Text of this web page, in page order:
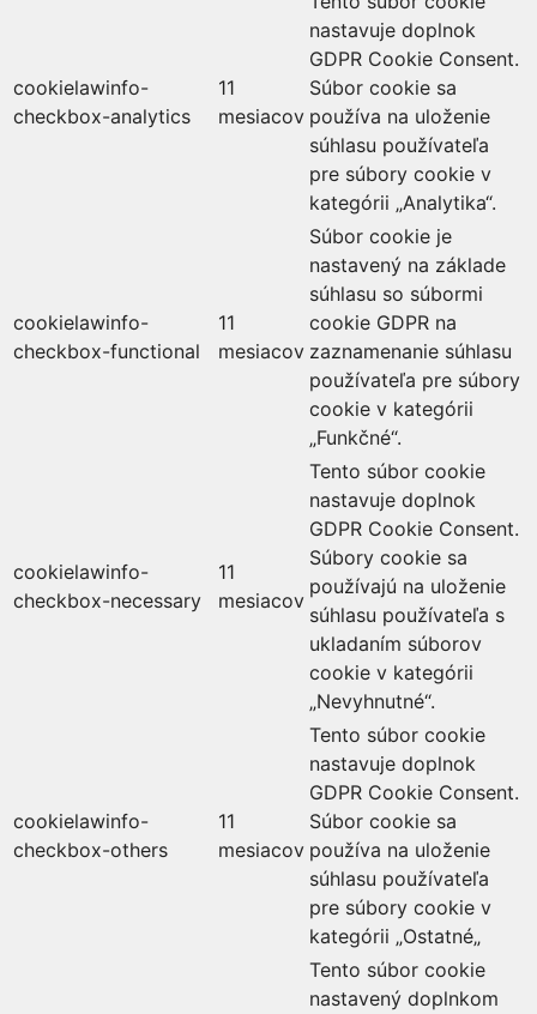
cookielawinfo-
checkbox-analytics
11
mesiacov
nastavuje doplnok
GDPR Cookie Consent.
Súbor cookie sa
používa na uloženie
súhlasu používateľa
pre súbory cookie v
kategórii „Analytika“.
cookielawinfo-
checkbox-functional
11
mesiacov
Súbor cookie je
nastavený na základe
súhlasu so súbormi
cookie GDPR na
zaznamenanie súhlasu
používateľa pre súbory
cookie v kategórii
„Funkčné“.
cookielawinfo-
checkbox-necessary
11
mesiacov
Tento súbor cookie
nastavuje doplnok
GDPR Cookie Consent.
Súbory cookie sa
používajú na uloženie
súhlasu používateľa s
ukladaním súborov
cookie v kategórii
„Nevyhnutné“.
cookielawinfo-
checkbox-others
11
mesiacov
Tento súbor cookie
nastavuje doplnok
GDPR Cookie Consent.
Súbor cookie sa
používa na uloženie
súhlasu používateľa
pre súbory cookie v
kategórii „Ostatné„
Tento súbor cookie
nastavený doplnkom